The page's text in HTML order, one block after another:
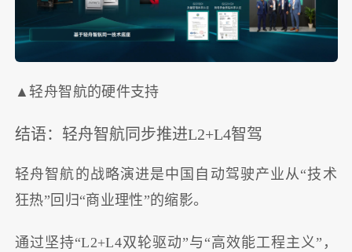
▲轻舟智航的硬件支持
结语：轻舟智航同步推进L2+L4智驾
轻舟智航的战略演进是中国自动驾驶产业从“技术
狂热”回归“商业理性”的缩影。
通过坚持“L2+L4双轮驱动”与“高效能工程主义”，